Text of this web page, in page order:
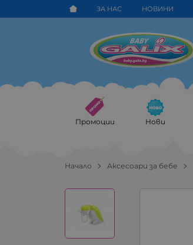
ЗА НАС НОВИНИ
Промоции Нови
Начало Аксесоари за бебе